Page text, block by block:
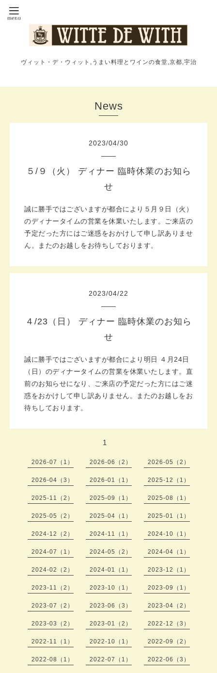
ヴィット・デ・ウィット,うまい料理とワインの食堂,京都,宇治
News
2023/04/30
５/９（火） ディナー 臨時休業のお知ら
せ
誠に勝手ではございますが都合により５月９日（火）
のディナータイムの営業を休業いたします。ご来店の
予定だった方にはご迷惑をおかけして申し訳ありませ
ん。またのお越しをお待ちしております。
2023/04/22
４/23（日） ディナー 臨時休業のお知ら
せ
誠に勝手ではございますが都合により明日 ４月24日
（日）のディナータイムの営業を休業いたします。直
前のお知らせになり、ご来店の予定だった方にはご迷
惑をおかけして申し訳ありません。またのお越しをお
待ちしております。
1
2026-07（1） 2026-06（2） 2026-05（2）
2026-04（3） 2026-01（1） 2025-12（1）
2025-11（2） 2025-09（1） 2025-08（1）
2025-05（2） 2025-04（1） 2025-01（1）
2024-12（2） 2024-11（1） 2024-10（1）
2024-07（1） 2024-05（2） 2024-04（1）
2024-02（2） 2024-01（1） 2023-12（1）
2023-11（2） 2023-10（1） 2023-09（1）
2023-07（2） 2023-06（3） 2023-04（2）
2023-03（2） 2023-01（2） 2022-12（3）
2022-11（1） 2022-10（1） 2022-09（2）
2022-08（1） 2022-07（1） 2022-06（3）